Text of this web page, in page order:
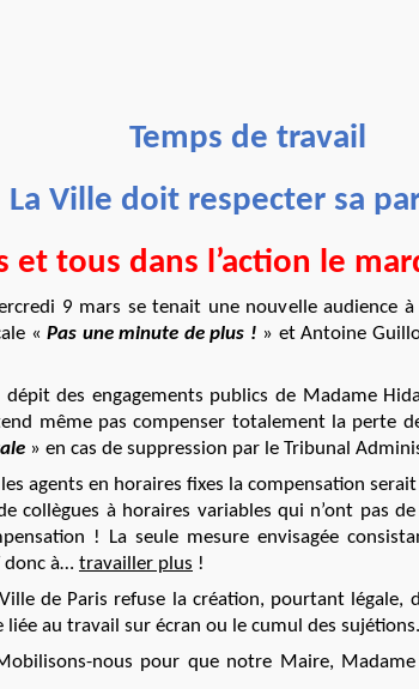
Temps de travail
La Ville doit respecter sa
et tous dans l’action le
9 mars se tenait une nouvelle audience
«Pas une minute de plus ! » et Antoine
engagements publics de Madame
même pas compenser totalement la perte
» en cas de suppression par le Tribunal
en horaires fixes la compensation serait
collègues à horaires variables qui n’ont pas
! La seule mesure envisagée
donc à… travailler plus !
Paris refuse la création, pourtant légale,
liée au travail sur écran ou le cumul des sujétions.
nous pour que notre Maire, Madame